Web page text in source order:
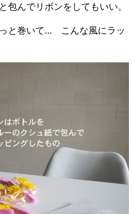
包んでリボンをしてもいい。
と巻いて... こんな風にラッ